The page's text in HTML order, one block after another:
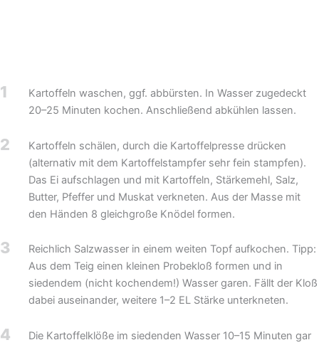
1
Kartoffeln waschen, ggf. abbürsten. In Wasser zugedeckt
20–25 Minuten kochen. Anschließend abkühlen lassen.
2
Kartoffeln schälen, durch die Kartoffelpresse drücken
(alternativ mit dem Kartoffelstampfer sehr fein stampfen).
Das Ei aufschlagen und mit Kartoffeln, Stärkemehl, Salz,
Butter, Pfeffer und Muskat verkneten. Aus der Masse mit
den Händen 8 gleichgroße Knödel formen.
3
Reichlich Salzwasser in einem weiten Topf aufkochen. Tipp:
Aus dem Teig einen kleinen Probekloß formen und in
siedendem (nicht kochendem!) Wasser garen. Fällt der Kloß
dabei auseinander, weitere 1–2 EL Stärke unterkneten.
4
Die Kartoffelklöße im siedenden Wasser 10–15 Minuten gar